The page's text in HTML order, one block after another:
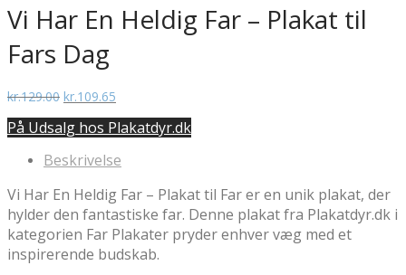
Vi Har En Heldig Far – Plakat til
Fars Dag
kr.129.00 Den
pris
kr.129.00.
kr.109.65
pris
kr.109.65.
På Udsalg hos Plakatdyr.dk
Beskrivelse
Vi Har En Heldig Far – Plakat til Far er en unik plakat, der
hylder den fantastiske far. Denne plakat fra Plakatdyr.dk i
kategorien Far Plakater pryder enhver væg med et
inspirerende budskab.